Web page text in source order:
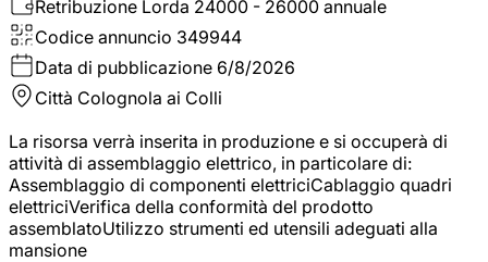
Retribuzione Lorda 24000 - 26000 annuale
Codice annuncio 349944
Data di pubblicazione 6/8/2026
Città Colognola ai Colli
La risorsa verrà inserita in produzione e si occuperà di
attività di assemblaggio elettrico, in particolare di:
Assemblaggio di componenti elettriciCablaggio quadri
elettriciVerifica della conformità del prodotto
assemblatoUtilizzo strumenti ed utensili adeguati alla
mansione